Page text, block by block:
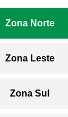
Zona Norte
Zona Leste
Zona Sul